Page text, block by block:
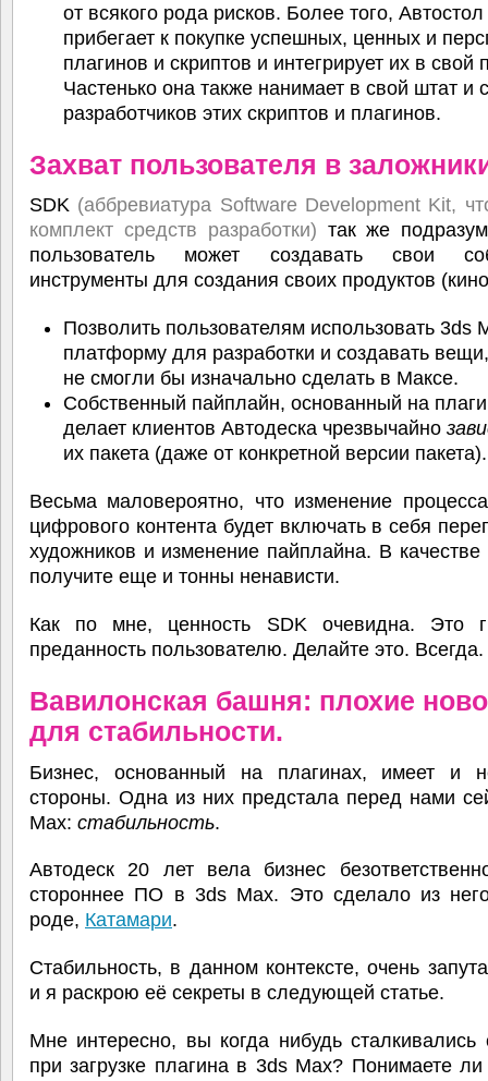
от всякого рода рисков. Более того, Автостол
прибегает к покупке успешных, ценных и
плагинов и скриптов и интегрирует их в свой
Частенько она также нанимает в свой штат и
разработчиков этих скриптов и плагинов.
Захват пользователя в
SDK (аббревиатура Software Development Kit,
комплект средств разработки) так же
пользователь может создавать свои
инструменты для создания своих продуктов
Позволить пользователям использовать 3ds
платформу для разработки и создавать
не смогли бы изначально сделать в Максе.
Собственный пайплайн, основанный на
делает клиентов Автодеска чрезвычайно
их пакета (даже от конкретной версии пакета).
Весьма маловероятно, что изменение
цифрового контента будет включать в себя
художников и изменение пайплайна. В
получите еще и тонны ненависти.
Как по мне, ценность SDK очевидна. Это
преданность пользователю. Делайте это. Всегда.
Вавилонская башня: плохие
для стабильности.
Бизнес, основанный на плагинах, имеет и
стороны. Одна из них предстала перед нами
Max: стабильность.
Автодеск 20 лет вела бизнес
стороннее ПО в 3ds Max. Это сделало из
роде, Катамари.
Стабильность, в данном контексте, очень
и я раскрою её секреты в следующей статье.
Мне интересно, вы когда нибудь сталкивались
при загрузке плагина в 3ds Max? Понимаете